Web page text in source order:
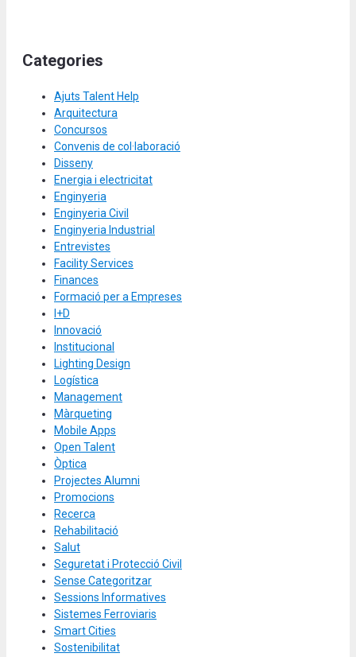
Categories
Ajuts Talent Help
Arquitectura
Concursos
Convenis de col·laboració
Disseny
Energia i electricitat
Enginyeria
Enginyeria Civil
Enginyeria Industrial
Entrevistes
Facility Services
Finances
Formació per a Empreses
I+D
Innovació
Institucional
Lighting Design
Logística
Management
Màrqueting
Mobile Apps
Open Talent
Òptica
Projectes Alumni
Promocions
Recerca
Rehabilitació
Salut
Seguretat i Protecció Civil
Sense Categoritzar
Sessions Informatives
Sistemes Ferroviaris
Smart Cities
Sostenibilitat